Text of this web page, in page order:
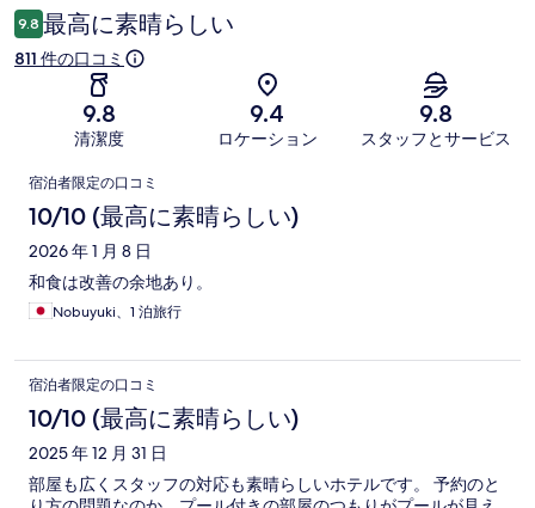
9.8 最高に素晴らしい
811 件の口コミ
9.8
清潔度
9.4
ロケーション
9.8
スタッフとサービス
口
コ
ミ
宿泊者限定の口コミ
10/10 (最高に素晴らしい)
2026 年 1 月 8 日
和食は改善の余地あり。
Nobuyuki、1 泊旅行
宿泊者限定の口コミ
10/10 (最高に素晴らしい)
2025 年 12 月 31 日
部屋も広くスタッフの対応も素晴らしいホテルです。 予約のと